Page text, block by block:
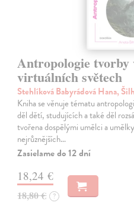
Antropologie tvorby
virtuálních světech
Stehlíková Babyrádová Hana,
Kniha se věnuje tématu
děl dětí, studujících a také děl
tvořena dospělými umělci a
nejrůznějších…
Zasielame do 12 dní
18,24 €
18,80 € ?